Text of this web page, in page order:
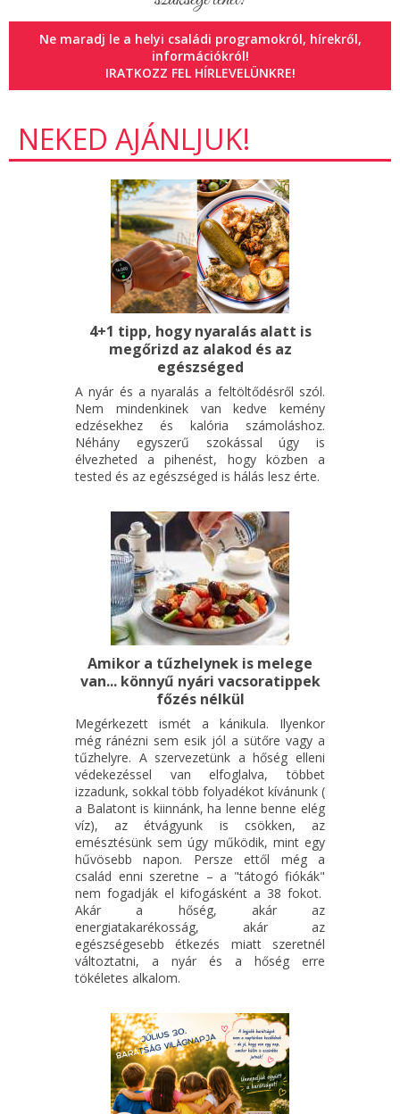
Ne maradj le a helyi családi programokról, hírekről,
információkról!
IRATKOZZ FEL HÍRLEVELÜNKRE!
NEKED AJÁNLJUK!
4+1 tipp, hogy nyaralás alatt is
megőrizd az alakod és az
egészséged
A nyár és a nyaralás a feltöltődésről szól.
Nem mindenkinek van kedve kemény
edzésekhez és kalória számoláshoz.
Néhány egyszerű szokással úgy is
élvezheted a pihenést, hogy közben a
tested és az egészséged is hálás lesz érte.
Amikor a tűzhelynek is melege
van... könnyű nyári vacsoratippek
főzés nélkül
Megérkezett ismét a kánikula. Ilyenkor
még ránézni sem esik jól a sütőre vagy a
tűzhelyre. A szervezetünk a hőség elleni
védekezéssel van elfoglalva, többet
izzadunk, sokkal több folyadékot kívánunk (
a Balatont is kiinnánk, ha lenne benne elég
víz), az étvágyunk is csökken, az
emésztésünk sem úgy működik, mint egy
hűvösebb napon. Persze ettől még a
család enni szeretne – a "tátogó fiókák"
nem fogadják el kifogásként a 38 fokot.
Akár a hőség, akár az
energiatakarékosság, akár az
egészségesebb étkezés miatt szeretnél
változtatni, a nyár és a hőség erre
tökéletes alkalom.